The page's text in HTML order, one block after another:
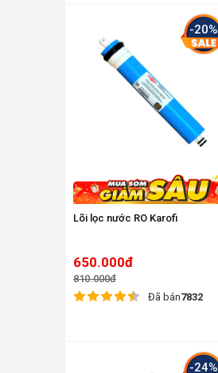
-20%
Lõi lọc nước RO Karofi
650.000đ
810.000đ
Đã bán7832
-24%